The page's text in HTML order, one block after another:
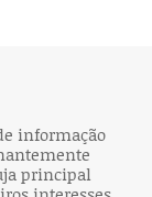
informação
principal